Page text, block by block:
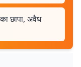
छापा, अवैध